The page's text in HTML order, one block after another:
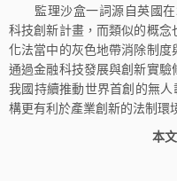
監理沙盒一詞源自英國在
科技創新計畫，而類似的概
化法當中的灰色地帶消除制
通過金融科技發展與創新實
我國持續推動世界首創的無
構更有利於產業創新的法制環
本